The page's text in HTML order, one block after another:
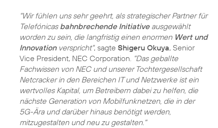
"Wir fühlen uns sehr geehrt, als strategischer Partner für
Telefónicas bahnbrechende Initiativeausgewählt
worden zu sein, die langfristig einen enormen Wert und
Innovationverspricht", sagte Shigeru Okuya, Senior
Vice President, NEC Corporation. "Das geballte
Fachwissen von NEC und unserer Tochtergesellschaft
Netcracker in den Bereichen IT und Netzwerke ist ein
wertvolles Kapital, um Betreibern dabei zu helfen, die
nächste Generation von Mobilfunknetzen, die in der
5G-Ära und darüber hinaus benötigt werden,
mitzugestalten und neu zu gestalten."